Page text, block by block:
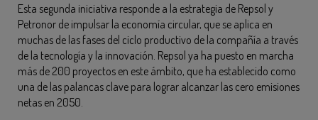
Esta segunda iniciativa responde a la estrategia de Repsol y
Petronor de impulsar la economía circular, que se aplica en
muchas de las fases del ciclo productivo de la compañía a través
de la tecnología y la innovación. Repsol ya ha puesto en marcha
más de 200 proyectos en este ámbito, que ha establecido como
una de las palancas clave para lograr alcanzar las cero emisiones
netas en 2050.